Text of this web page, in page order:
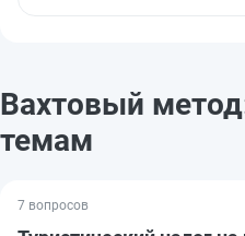
Вахтовый
темам
7 вопросов